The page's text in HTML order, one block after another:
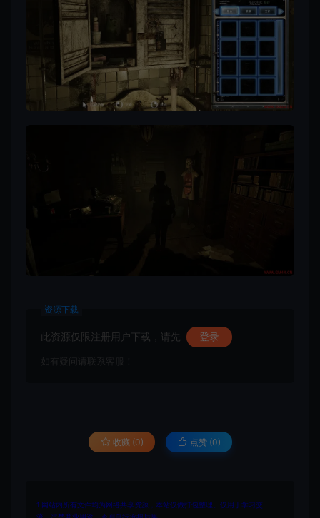
资源下载
此资源仅限注册用户下载，请先 登录
如有疑问请联系客服！
收藏 (0) 点赞 (0)
1.网站内所有文件均为网络共享资源，本站仅做打包整理。仅用于学习交